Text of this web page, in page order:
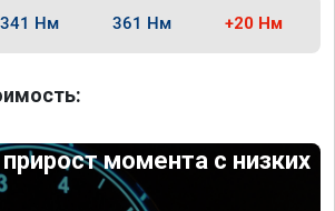
341 Нм 361 Нм +20 Нм
момента с низких